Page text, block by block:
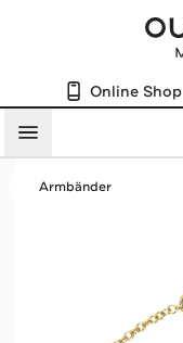
Online Shop
Menü
Armbänder